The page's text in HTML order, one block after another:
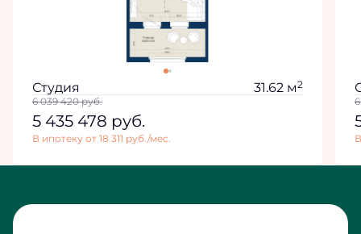
Студия 31.62 м2
6 039 420руб.
5 435 478 руб.
В ипотеку от 18 311 руб./мес.